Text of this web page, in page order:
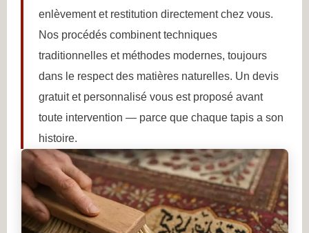
enlèvement et restitution directement chez vous.
Nos procédés combinent techniques
traditionnelles et méthodes modernes, toujours
dans le respect des matières naturelles. Un devis
gratuit et personnalisé vous est proposé avant
toute intervention — parce que chaque tapis a son
histoire.